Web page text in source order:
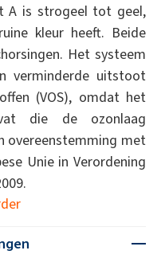
A is strogeel tot geel,
kleur heeft. Beide
Het systeem
verminderde uitstoot
(VOS), omdat het
die de ozonlaag
overeenstemming met
Unie in Verordening